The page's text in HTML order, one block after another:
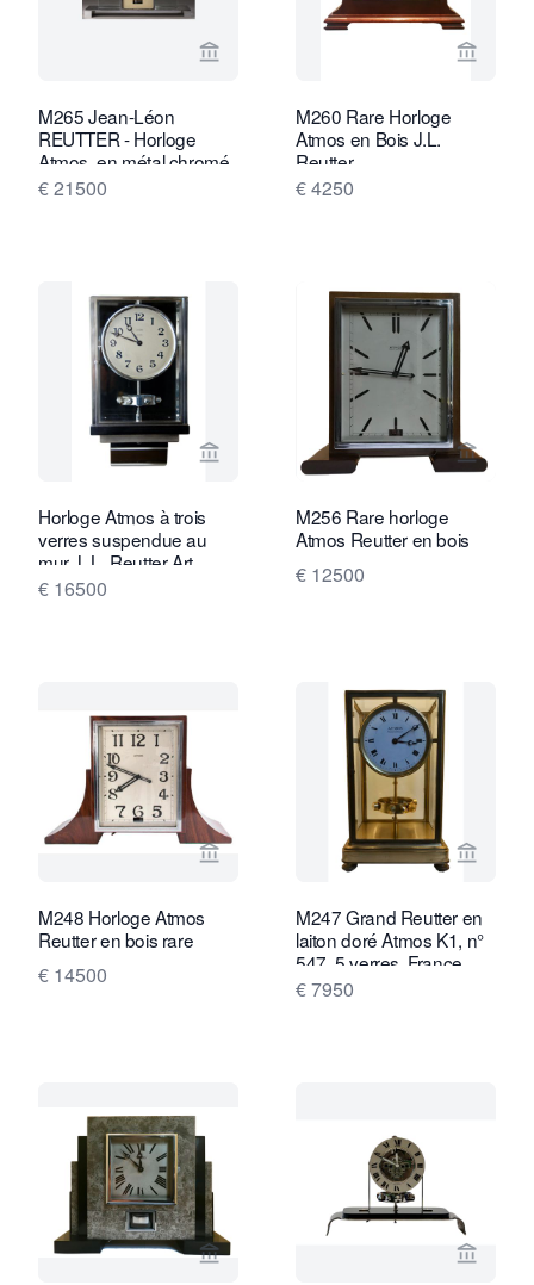
Voir la page vendeur de Van Brug
M265 Jean-Léon
REUTTER - Horloge
Atmos, en métal chromé
et plaques de verre
€ 21500
Voir la
M260 Rare Horloge
Atmos en Bois J.L.
Reutter
€ 4250
Voir la page vendeur de Van Brug
Horloge Atmos à trois
verres suspendue au
mur J. L. Reutter Art
Déco en nickel plaqué de
€ 16500
Voir la
M256 Rare horloge
Atmos Reutter en bois
€ 12500
Voir la page vendeur de Van Brug
M248 Horloge Atmos
Reutter en bois rare
€ 14500
Voir la
M247 Grand Reutter en
laiton doré Atmos K1, n°
547, 5 verres, France
vers 1930.
€ 7950
Voir la page vendeur de Van BrugVoir la